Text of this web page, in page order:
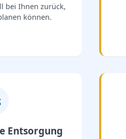
bei Ihnen zurück,
können.
Entsorgung